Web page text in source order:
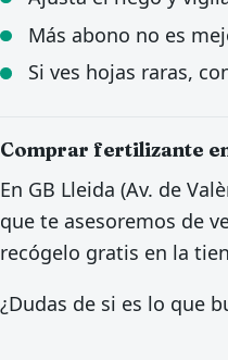
Más abono no es
Si ves hojas raras,
Comprar fertilizante
En GB Lleida (Av. de
que te asesoremos de
recógelo gratis en la
¿Dudas de si es lo que